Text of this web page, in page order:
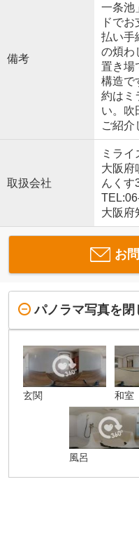
備考
一条池
ドで
払い手
の煩わ
置き場
構造で
約はミ
い。吹
ご紹介
取扱会社
ミラ
大阪府
んくす
大阪府
お
パノラマ写真を閉
玄関 和室
風呂